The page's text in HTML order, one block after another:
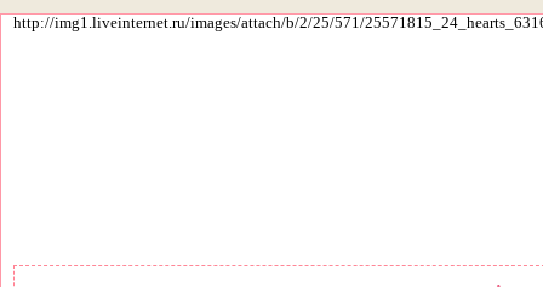
http://img1.liveinternet.ru/images/attach/b/2/25/571/